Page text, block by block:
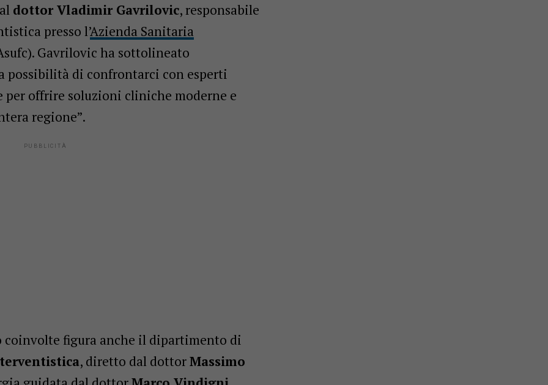
dottor Vladimir Gavrilovic, responsabile
presso l’Azienda Sanitaria
Gavrilovic ha sottolineato
possibilità di confrontarci con esperti
offrire soluzioni cliniche moderne e
regione”.
figura anche il dipartimento di
, diretto dal dottorMassimo